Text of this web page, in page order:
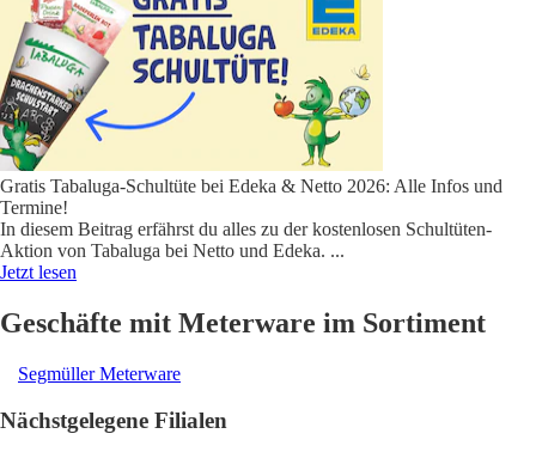
Gratis Tabaluga-Schultüte bei Edeka & Netto 2026: Alle Infos und
Termine!
In diesem Beitrag erfährst du alles zu der kostenlosen Schultüten-
Aktion von Tabaluga bei Netto und Edeka. ...
Jetzt lesen
Geschäfte mit Meterware im Sortiment
Segmüller Meterware
Nächstgelegene Filialen